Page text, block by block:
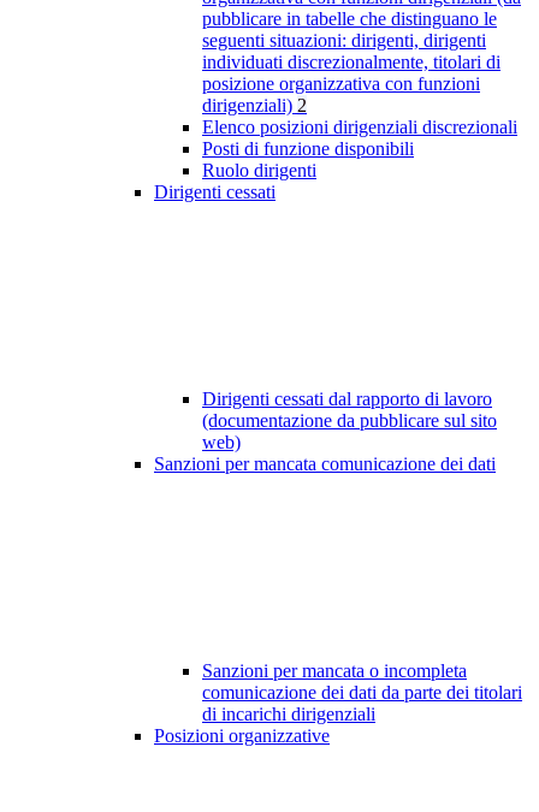
pubblicare in tabelle che distinguano le
seguenti situazioni: dirigenti, dirigenti
individuati discrezionalmente, titolari di
posizione organizzativa con funzioni
dirigenziali) 2
Elenco posizioni dirigenziali discrezionali
Posti di funzione disponibili
Ruolo dirigenti
Dirigenti cessati
Dirigenti cessati dal rapporto di lavoro
(documentazione da pubblicare sul sito
web)
Sanzioni per mancata comunicazione dei dati
Sanzioni per mancata o incompleta
comunicazione dei dati da parte dei titolari
di incarichi dirigenziali
Posizioni organizzative